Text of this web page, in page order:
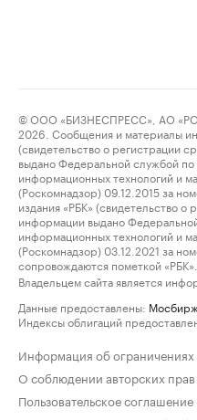
© ООО «БИЗНЕСПРЕСС», АО
2026. Сообщения и материалы
(свидетельство о регистрации
выдано Федеральной службой по
информационных технологий и
(Роскомнадзор) 09.12.2015 за
издания «РБК» (свидетельство о
информации выдано
информационных технологий и
(Роскомнадзор) 03.12.2021 за
сопровождаются пометкой «РБК».
Владельцем сайта является
Данные предоставлены:
Индексы облигаций
Информация об ограничениях
О соблюдении авторских прав
Пользовательское соглашение